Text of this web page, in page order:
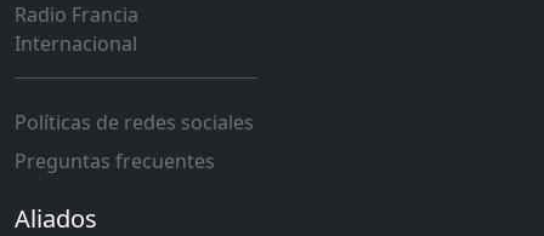
Radio Francia
Internacional
Políticas de redes sociales
Preguntas frecuentes
Aliados